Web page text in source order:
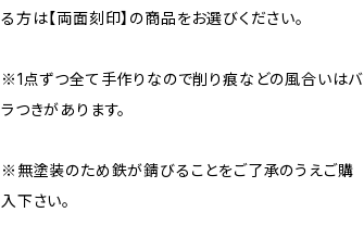
る方は【両面刻印】の商品をお選びください。
※1点ずつ全て手作りなので削り痕などの風合いはバ
ラつきがあります。
※無塗装のため鉄が錆びることをご了承のうえご購
入下さい。